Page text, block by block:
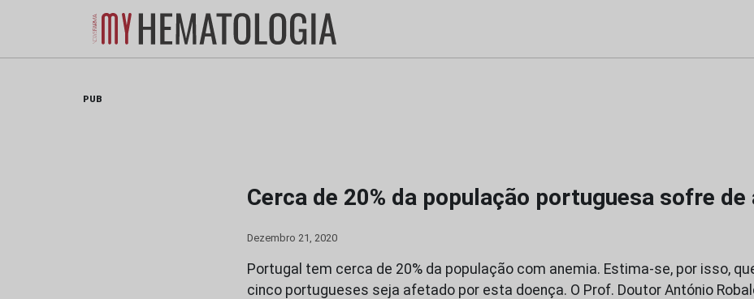
Skip
PUB
Cerca de 20% da população portuguesa sofre de
Dezembro 21, 2020
Portugal tem cerca de 20% da população com anemia. Estima-se, por isso,
cinco portugueses seja afetado por esta doença. O Prof. Doutor António